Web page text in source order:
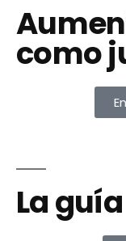
como
La